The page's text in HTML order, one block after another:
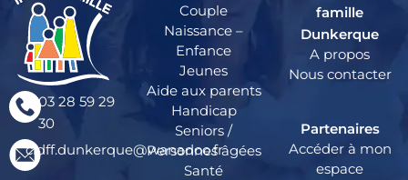
03 28 59 29
30
cidff.dunkerque@wanadoo.fr
Couple
Naissance –
Enfance
Jeunes
Aide aux parents
Handicap
Seniors /
Personnes âgées
Santé
famille
Dunkerque
A propos
Nous contacter
Partenaires
Accéder à mon
espace